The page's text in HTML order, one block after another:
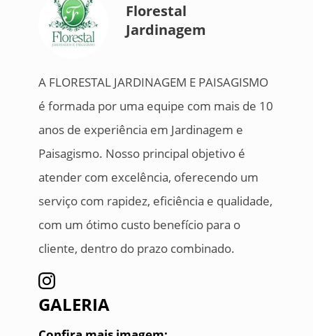
Florestal
Jardinagem
A FLORESTAL JARDINAGEM E PAISAGISMO
é formada por uma equipe com mais de 10
anos de experiência em Jardinagem e
Paisagismo. Nosso principal objetivo é
atender com excelência, oferecendo um
serviço com rapidez, eficiência e qualidade,
com um ótimo custo benefício para o
cliente, dentro do prazo combinado.
GALERIA